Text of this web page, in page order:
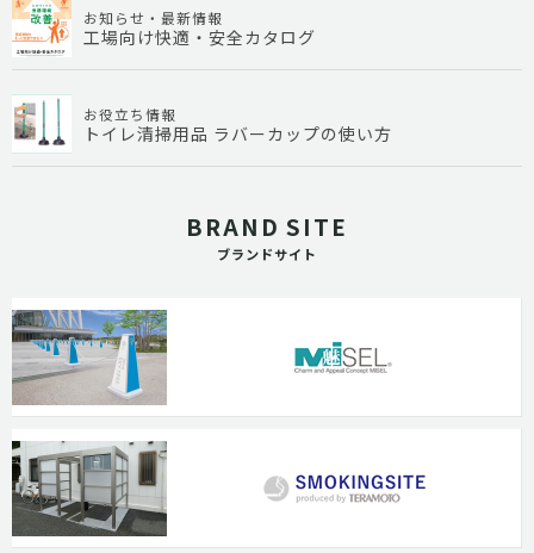
お知らせ・最新情報
工場向け快適・安全カタログ
お役立ち情報
トイレ清掃用品 ラバーカップの使い方
BRAND SITE
ブランドサイト